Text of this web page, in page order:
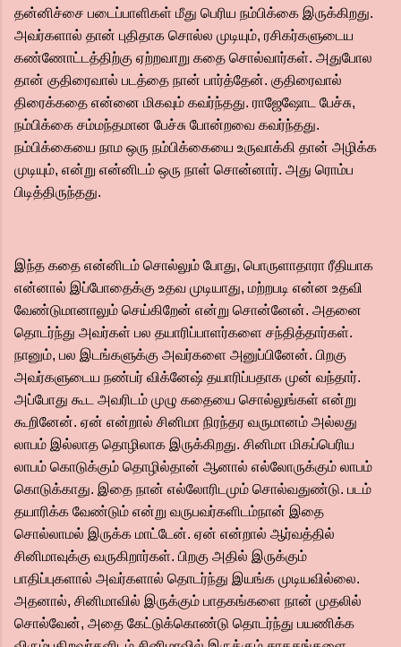
தன்னிச்சை படைப்பாளிகள் மீது பெரிய நம்பிக்கை இருக்கிறது.
அவர்களால் தான் புதிதாக சொல்ல முடியும், ரசிகர்களுடைய
கண்ணோட்டத்திற்கு ஏற்றவாறு கதை சொல்வார்கள். அதுபோல
தான் குதிரைவால் படத்தை நான் பார்த்தேன். குதிரைவால்
திரைக்கதை என்னை மிகவும் கவர்ந்தது. ராஜேஷோட பேச்சு,
நம்பிக்கை சம்மந்தமான பேச்சு போன்றவை கவர்ந்தது.
நம்பிக்கையை நாம ஒரு நம்பிக்கையை உருவாக்கி தான் அழிக்க
முடியும், என்று என்னிடம் ஒரு நாள் சொன்னார். அது ரொம்ப
பிடித்திருந்தது.
இந்த கதை என்னிடம் சொல்லும் போது, பொருளாதாரா ரீதியாக
என்னால் இப்போதைக்கு உதவ முடியாது, மற்றபடி என்ன உதவி
வேண்டுமானாலும் செய்கிறேன் என்று சொன்னேன். அதனை
தொடர்ந்து அவர்கள் பல தயாரிப்பாளர்களை சந்தித்தார்கள்.
நானும், பல இடங்களுக்கு அவர்களை அனுப்பினேன். பிறகு
அவர்களுடைய நண்பர் விக்னேஷ் தயாரிப்பதாக முன் வந்தார்.
அப்போது கூட அவரிடம் முழு கதையை சொல்லுங்கள் என்று
கூறினேன். ஏன் என்றால் சினிமா நிரந்தர வருமானம் அல்லது
லாபம் இல்லாத தொழிலாக இருக்கிறது. சினிமா மிகப்பெரிய
லாபம் கொடுக்கும் தொழில்தான் ஆனால் எல்லோருக்கும் லாபம்
கொடுக்காது. இதை நான் எல்லோரிடமும் சொல்வதுண்டு. படம்
தயாரிக்க வேண்டும் என்று வருபவர்களிடம்நான் இதை
சொல்லாமல் இருக்க மாட்டேன். ஏன் என்றால் ஆர்வத்தில்
சினிமாவுக்கு வருகிறார்கள். பிறகு அதில் இருக்கும்
பாதிப்புகளால் அவர்களால் தொடர்ந்து இயங்க முடியவில்லை.
அதனால், சினிமாவில் இருக்கும் பாதகங்களை நான் முதலில்
சொல்வேன், அதை கேட்டுக்கொண்டு தொடர்ந்து பயணிக்க